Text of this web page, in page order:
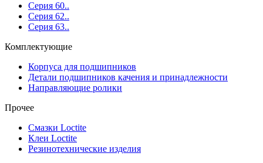
Серия 60..
Серия 62..
Серия 63..
Комплектующие
Корпуса для подшипников
Детали подшипников качения и принадлежности
Направляющие ролики
Прочее
Смазки Loctite
Клеи Loctite
Резинотехнические изделия